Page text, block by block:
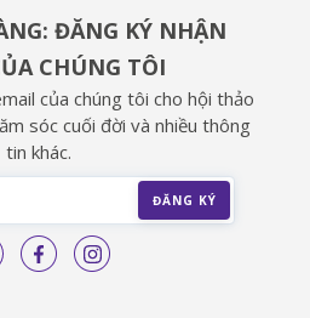
ĐĂNG KÝ NHẬN
CHÚNG TÔI
của chúng tôi cho hội thảo
sóc cuối đời và nhiều thông
tin khác.